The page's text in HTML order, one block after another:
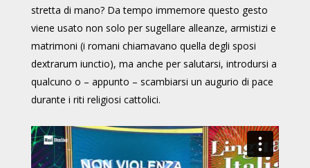
stretta di mano? Da tempo immemore questo gesto
viene usato non solo per sugellare alleanze, armistizi e
matrimoni (i romani chiamavano quella degli sposi
dextrarum iunctio), ma anche per salutarsi, introdursi a
qualcuno o – appunto – scambiarsi un augurio di pace
durante i riti religiosi cattolici.